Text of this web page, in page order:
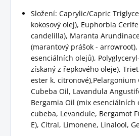
Složení: Caprylic/Capric
kokosový olej), Euphorbia
candelilla), Maranta
(marantový prášok -
esenciálních olejů),
získaný z řepkového oleje),
ester k. citronové),Pelargonium
Cubeba Oil, Lavandula
Bergamia Oil (mix esenciálních
cubeba, Levandule, Bergamot
E), Citral, Limonene, Linalool,